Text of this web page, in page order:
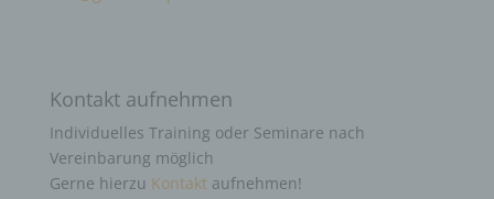
Kontakt aufnehmen
Individuelles Training oder Seminare nach
Vereinbarung möglich
Gerne hierzu Kontaktaufnehmen!